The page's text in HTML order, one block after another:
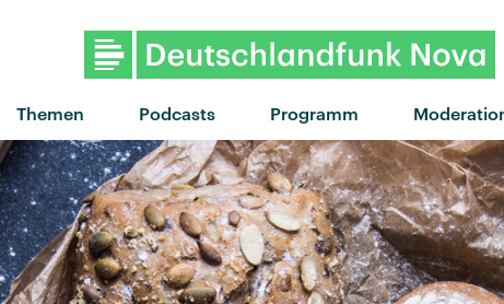
Themen Podcasts Programm
"I Know You'd Kill"